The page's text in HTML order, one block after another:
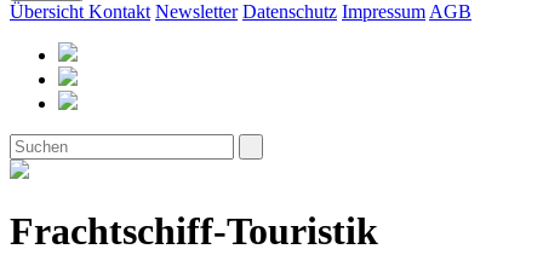
Übersicht Kontakt Newsletter Datenschutz Impressum AGB
Frachtschiff-Touristik